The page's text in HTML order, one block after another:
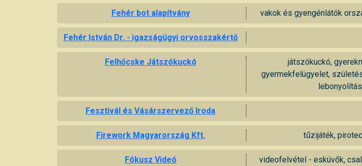
Fehér bot alapítvány vakok és gyengénlátók
Fehér István Dr. - igazságügyi orvosszakértő
Felhőcske Játszókuckó
játszókuckó,
gyermekfelügyelet,
Fesztivál és Vásárszervező Iroda
Firework Magyarország Kft. tűzijáték,
Fókusz Videó
videofelvétel - esküvők,